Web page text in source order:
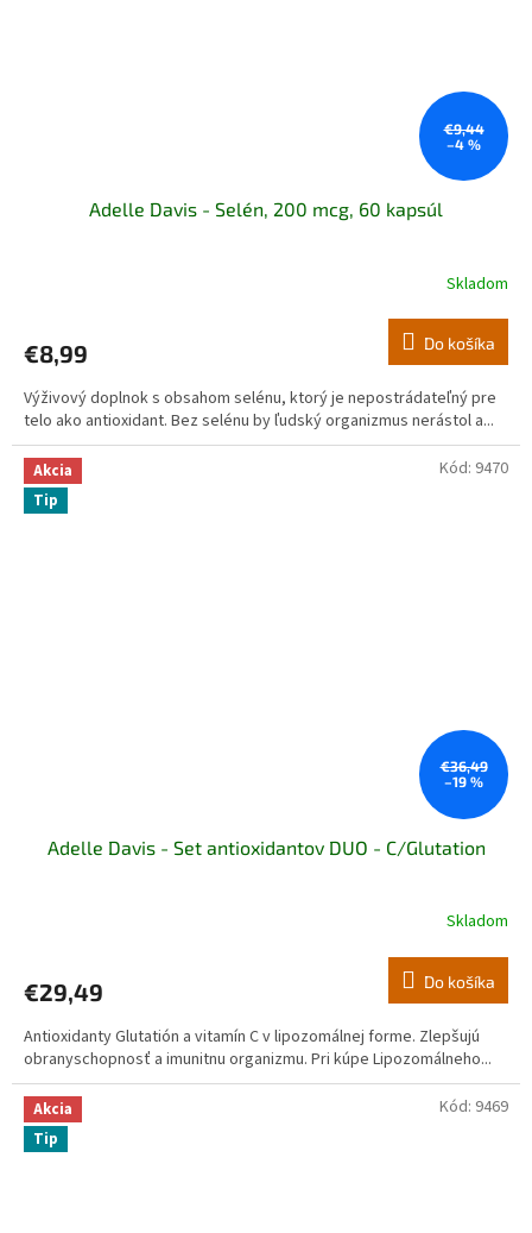
€9,44
–4 %
Adelle Davis - Selén, 200 mcg, 60 kapsúl
Skladom
€8,99 Do košíka
Výživový doplnok s obsahom selénu, ktorý je nepostrádateľný pre
telo ako antioxidant. Bez selénu by ľudský organizmus nerástol a...
Akcia
Tip
€36,49
–19 %
Adelle Davis - Set antioxidantov DUO - C/Glutation
Skladom
€29,49 Do košíka
Antioxidanty Glutatión a vitamín C v lipozomálnej forme. Zlepšujú
obranyschopnosť a imunitnu organizmu. Pri kúpe Lipozomálneho...
Kód: 9470
Akcia
Tip
Kód: 9469